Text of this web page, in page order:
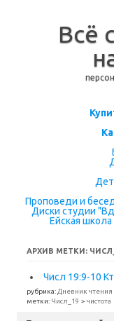
Всё
Проповеди и
Диски студии
Ейская
АРХИВ МЕТКИ:
Числ 19:9-10
рубрика: Дневник
метки: Числ_19 > чистота